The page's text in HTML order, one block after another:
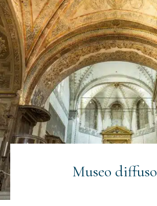
Museo diffuso